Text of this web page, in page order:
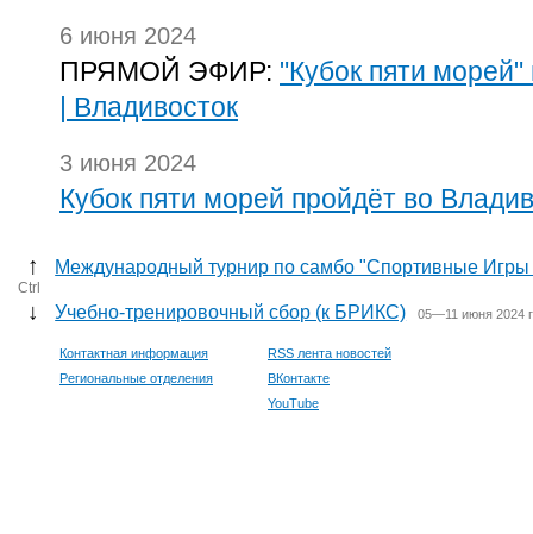
6 июня 2024
ПРЯМОЙ ЭФИР: "Кубок пяти
| Владивосток
3 июня 2024
Кубок пяти морей пройдёт во
↑ Международный турнир по самбо "Спортивные
Ctrl
↓ Учебно-тренировочный сбор (к БРИКС) 05—11 июня 2024
Контактная информация
Региональные отделения
RSS лента новостей
ВКонтакте
YouTube